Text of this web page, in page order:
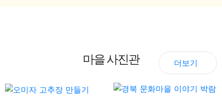
마을 사진관 더보기